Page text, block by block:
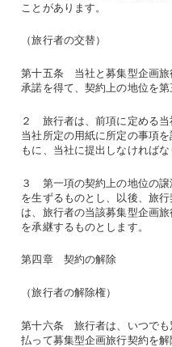
ことがあります。
（旅行者の交替）
第十五条 当社と募集型企画旅
承諾を得て、契約上の地位を
２ 旅行者は、前項に定める当
当社所定の用紙に所定の事項
もに、当社に提出しなければな
３ 第一項の契約上の地位の譲
を生ずるものとし、以後、旅
は、旅行者の当該募集型企画
を承継するものとします。
第四章 契約の解除
（旅行者の解除権）
第十六条 旅行者は、いつでも
払って募集型企画旅行契約を